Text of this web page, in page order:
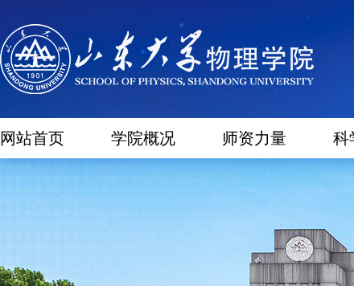
网站首页 学院概况 师资力量 科